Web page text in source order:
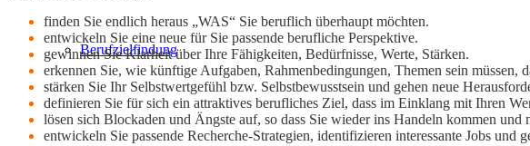
Berufzielfindung
finden Sie endlich heraus „WAS“ Sie beruflich überhaupt möchten.
entwickeln Sie eine neue für Sie passende berufliche Perspektive.
gewinnen Sie Klarheit über Ihre Fähigkeiten, Bedürfnisse, Werte, Stärken.
erkennen Sie, wie künftige Aufgaben, Rahmenbedingungen, Themen sein
stärken Sie Ihr Selbstwertgefühl bzw. Selbstbewusstsein und gehen neue
definieren Sie für sich ein attraktives berufliches Ziel, dass im Einklang mit Ihren
lösen sich Blockaden und Ängste auf, so dass Sie wieder ins Handeln kommen und
entwickeln Sie passende Recherche-Strategien, identifizieren interessante Jobs und